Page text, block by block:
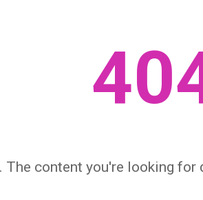
The content you're looking for